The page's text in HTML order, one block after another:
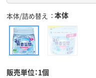
本体/詰め替え 本体
販売単位：1個